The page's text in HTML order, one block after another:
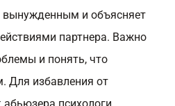
вынужденным и объясняет
партнера. Важно
и понять, что
Для избавления от